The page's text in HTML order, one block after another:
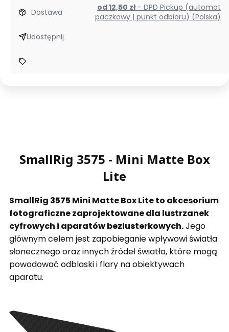
Dostawa od 12,50 zł - DPD Pickup (automat
paczkowy | punkt odbioru) (Polska)
Udostępnij
SmallRig 3575 - Mini Matte Box
Lite
SmallRig 3575 Mini Matte Box Lite to akcesorium
fotograficzne zaprojektowane dla lustrzanek
cyfrowych i aparatów bezlusterkowych.Jego
głównym celem jest zapobieganie wpływowi światła
słonecznego oraz innych źródeł światła, które mogą
powodować odblaski i flary na obiektywach
aparatu.